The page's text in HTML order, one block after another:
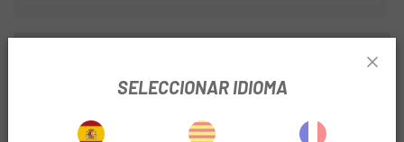
Diseño Body Geometry probada en el laboratorio asegura el
SELECCIONAR IDIOMA